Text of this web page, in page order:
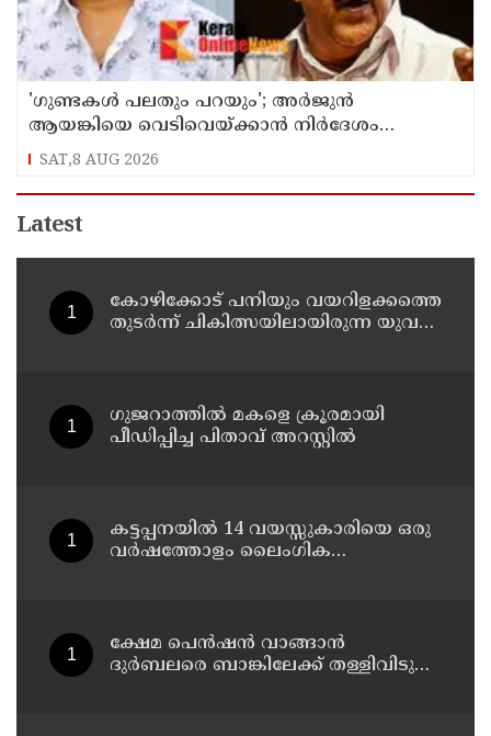
'ഗുണ്ടകൾ പലതും പറയും'; അർജുൻ
ആയങ്കിയെ വെടിവെയ്ക്കാൻ നിർദേശം
നൽകിയിട്ടില്ലെന്ന് രമേശ് ചെന്നിത്തല
SAT,8 AUG 2026
Latest
കോഴിക്കോട് പനിയും വയറിളക്കത്തെ
തുടര്‍ന്ന് ചികിത്സയിലായിരുന്ന യുവതി
ഗുജറാത്തില്‍ മകളെ ക്രൂരമായി
പീഡിപ്പിച്ച പിതാവ് അറസ്റ്റില്‍
കട്ടപ്പനയില്‍ 14 വയസ്സുകാരിയെ ഒരു
വര്‍ഷത്തോളം ലൈംഗിക
ക്ഷേമ പെന്‍ഷന്‍ വാങ്ങാന്‍
ദുര്‍ബലരെ ബാങ്കിലേക്ക് തള്ളിവിടുന്ന